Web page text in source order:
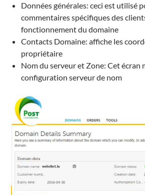
Données générales: ceci est utilisé
commentaires spécifiquesdes
fonctionnementdu domaine
Contacts Domaine: affiche les
propriétaire
Nom du serveuret Zone: Cet écran
configuration serveurde nom